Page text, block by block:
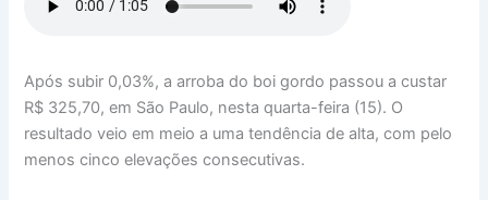
Após subir 0,03%, a arroba do boi gordo passou a custar
R$ 325,70, em São Paulo, nesta quarta-feira (15). O
resultado veio em meio a uma tendência de alta, com pelo
menos cinco elevações consecutivas.